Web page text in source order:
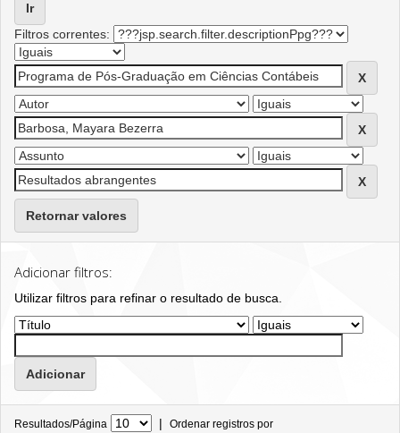
Filtros correntes:
Retornar valores
Adicionar filtros:
Utilizar filtros para refinar o resultado de busca.
Resultados/Página | Ordenar registros por